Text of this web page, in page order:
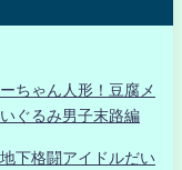
ちゃん人形！豆腐メ
ぐるみ男子末路編
下格闘アイドルだい